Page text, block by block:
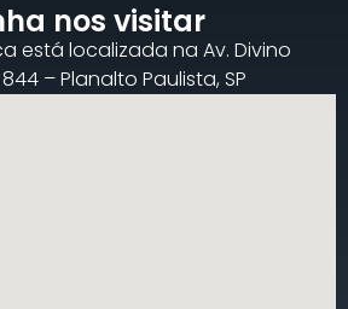
nos visitar
está localizada na Av. Divino
– Planalto Paulista, SP